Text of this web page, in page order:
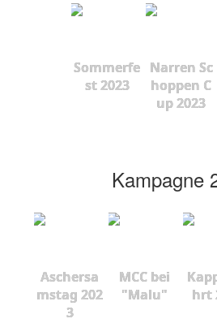
Sommerfe
st 2023
Narren Sc
hoppen C
up 2023
Kampagne
Aschersa
mstag 202
3
MCC bei
"Malu"
hrt